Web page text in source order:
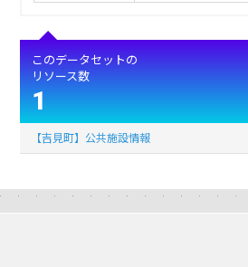
このデータセットの
リソース数
1
【吉見町】公共施設情報